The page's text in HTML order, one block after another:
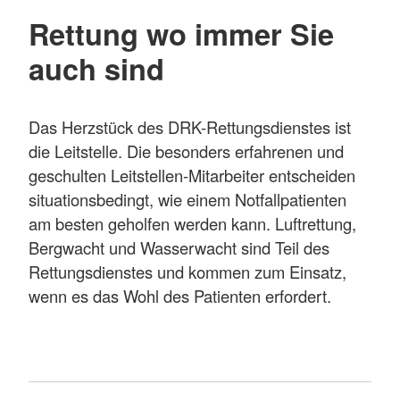
Rettung wo immer Sie
auch sind
Das Herzstück des DRK-Rettungsdienstes ist
die Leitstelle. Die besonders erfahrenen und
geschulten Leitstellen-Mitarbeiter entscheiden
situationsbedingt, wie einem Notfallpatienten
am besten geholfen werden kann. Luftrettung,
Bergwacht und Wasserwacht sind Teil des
Rettungsdienstes und kommen zum Einsatz,
wenn es das Wohl des Patienten erfordert.